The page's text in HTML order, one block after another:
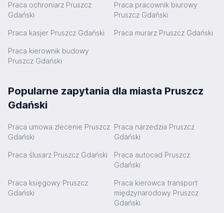
Praca ochroniarz Pruszcz
Gdański
Praca pracownik biurowy
Pruszcz Gdański
Praca kasjer Pruszcz Gdański Praca murarz Pruszcz Gdański
Praca kierownik budowy
Pruszcz Gdański
Popularne zapytania dla miasta Pruszcz
Gdański
Praca umowa zlecenie Pruszcz
Gdański
Praca narzedzia Pruszcz
Gdański
Praca ślusarz Pruszcz Gdański
Praca autocad Pruszcz
Gdański
Praca księgowy Pruszcz
Gdański
Praca kierowca transport
międzynarodowy Pruszcz
Gdański